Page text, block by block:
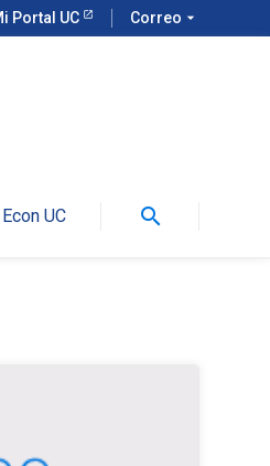
Portal UC Correo arrow_drop_down
UC search